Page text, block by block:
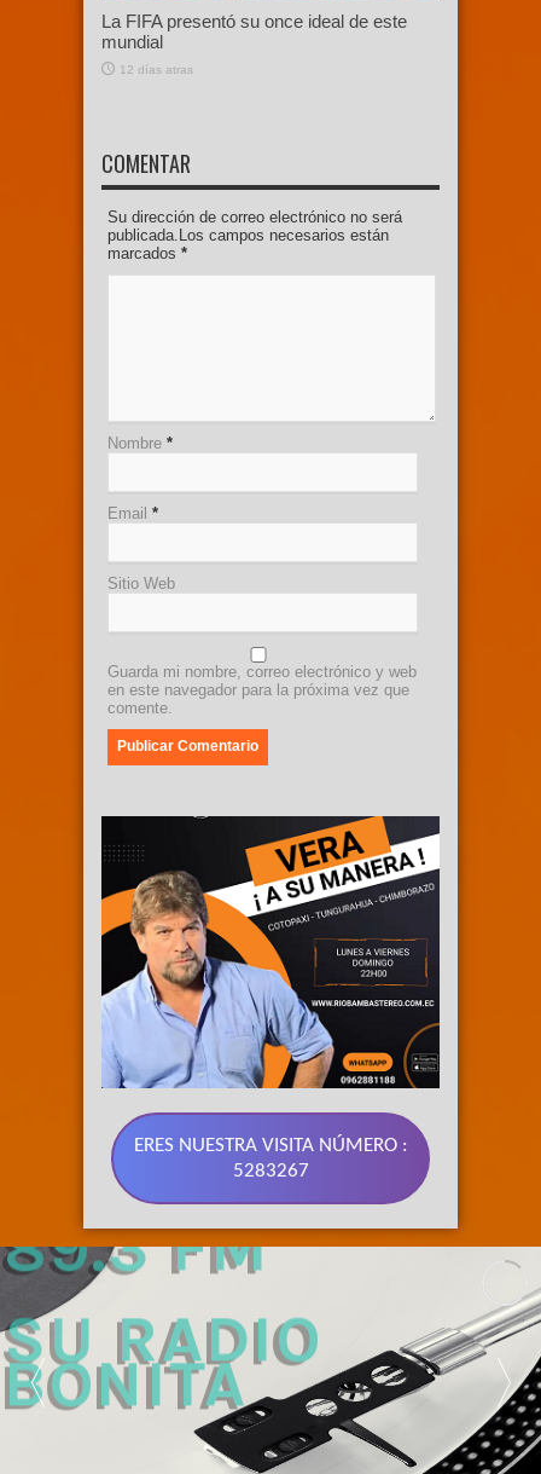
La FIFA presentó su once ideal de este
mundial
12 días atras
COMENTAR
Su dirección de correo electrónico no será
publicada.Los campos necesarios están
marcados *
Nombre *
Email *
Sitio Web
Guarda mi nombre, correo electrónico y web
en este navegador para la próxima vez que
comente.
ERES NUESTRA VISITA NÚMERO :
5283267
89.3 FM
SU RADIO
BONITA